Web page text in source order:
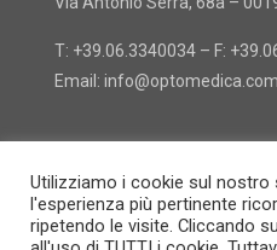
T: +39.06.3340034 – F:
Email: info@optomedica.com
Utilizziamo i cookie sul
l'esperienza più pertinente
ripetendo le visite. Cliccando